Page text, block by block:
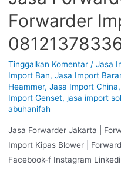
Forwarder
Tinggalkan Komentar / Jasa
Import Ban, Jasa Import
Heammer, Jasa Import China,
Import Genset, jasa import
abuhanifah
Jasa Forwarder Jakarta |
Import Kipas Blower |
Facebook-f Instagram